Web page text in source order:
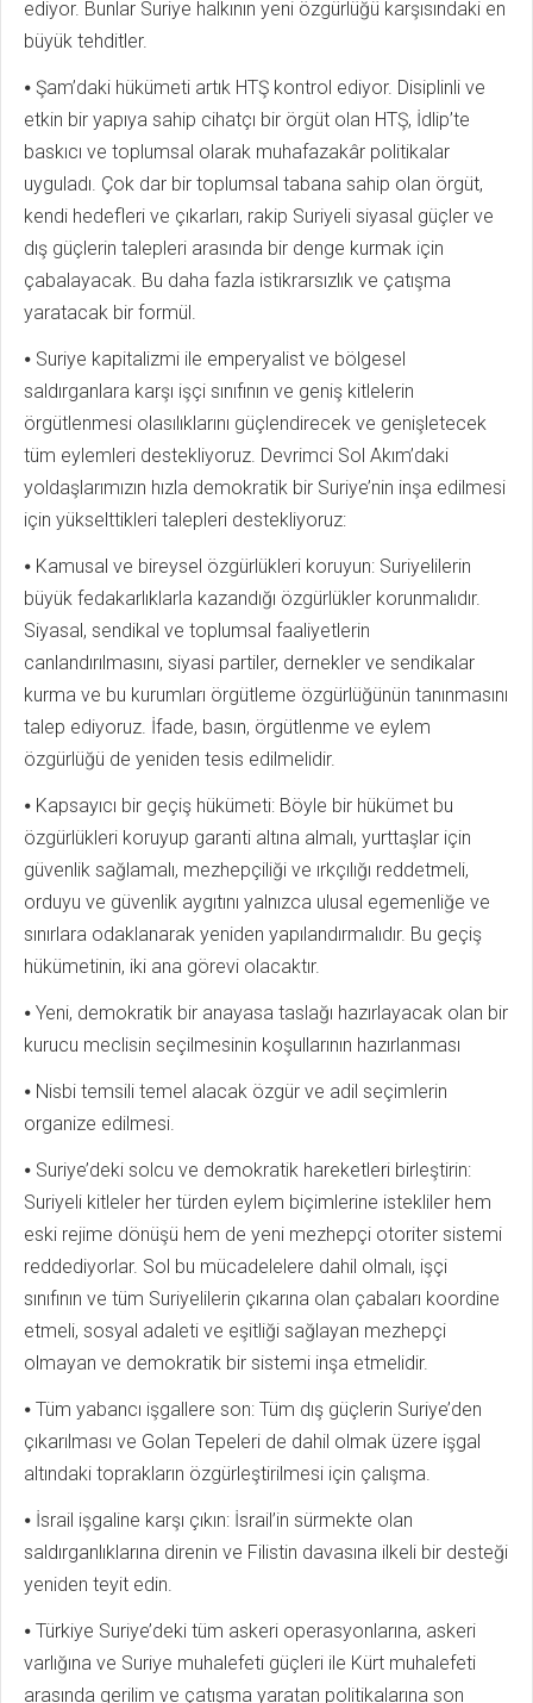
ediyor. Bunlar Suriye halkının yeni özgürlüğü karşısındaki en
büyük tehditler.
⦁ Şam’daki hükümeti artık HTŞ kontrol ediyor. Disiplinli ve
etkin bir yapıya sahip cihatçı bir örgüt olan HTŞ, İdlip’te
baskıcı ve toplumsal olarak muhafazakâr politikalar
uyguladı. Çok dar bir toplumsal tabana sahip olan örgüt,
kendi hedefleri ve çıkarları, rakip Suriyeli siyasal güçler ve
dış güçlerin talepleri arasında bir denge kurmak için
çabalayacak. Bu daha fazla istikrarsızlık ve çatışma
yaratacak bir formül.
⦁ Suriye kapitalizmi ile emperyalist ve bölgesel
saldırganlara karşı işçi sınıfının ve geniş kitlelerin
örgütlenmesi olasılıklarını güçlendirecek ve genişletecek
tüm eylemleri destekliyoruz. Devrimci Sol Akım’daki
yoldaşlarımızın hızla demokratik bir Suriye’nin inşa edilmesi
için yükselttikleri talepleri destekliyoruz:
⦁ Kamusal ve bireysel özgürlükleri koruyun: Suriyelilerin
büyük fedakarlıklarla kazandığı özgürlükler korunmalıdır.
Siyasal, sendikal ve toplumsal faaliyetlerin
canlandırılmasını, siyasi partiler, dernekler ve sendikalar
kurma ve bu kurumları örgütleme özgürlüğünün tanınmasını
talep ediyoruz. İfade, basın, örgütlenme ve eylem
özgürlüğü de yeniden tesis edilmelidir.
⦁ Kapsayıcı bir geçiş hükümeti: Böyle bir hükümet bu
özgürlükleri koruyup garanti altına almalı, yurttaşlar için
güvenlik sağlamalı, mezhepçiliği ve ırkçılığı reddetmeli,
orduyu ve güvenlik aygıtını yalnızca ulusal egemenliğe ve
sınırlara odaklanarak yeniden yapılandırmalıdır. Bu geçiş
hükümetinin, iki ana görevi olacaktır.
⦁ Yeni, demokratik bir anayasa taslağı hazırlayacak olan bir
kurucu meclisin seçilmesinin koşullarının hazırlanması
⦁ Nisbi temsili temel alacak özgür ve adil seçimlerin
organize edilmesi.
⦁ Suriye’deki solcu ve demokratik hareketleri birleştirin:
Suriyeli kitleler her türden eylem biçimlerine istekliler hem
eski rejime dönüşü hem de yeni mezhepçi otoriter sistemi
reddediyorlar. Sol bu mücadelelere dahil olmalı, işçi
sınıfının ve tüm Suriyelilerin çıkarına olan çabaları koordine
etmeli, sosyal adaleti ve eşitliği sağlayan mezhepçi
olmayan ve demokratik bir sistemi inşa etmelidir.
⦁ Tüm yabancı işgallere son: Tüm dış güçlerin Suriye’den
çıkarılması ve Golan Tepeleri de dahil olmak üzere işgal
altındaki toprakların özgürleştirilmesi için çalışma.
⦁ İsrail işgaline karşı çıkın: İsrail’in sürmekte olan
saldırganlıklarına direnin ve Filistin davasına ilkeli bir desteği
yeniden teyit edin.
⦁ Türkiye Suriye’deki tüm askeri operasyonlarına, askeri
varlığına ve Suriye muhalefeti güçleri ile Kürt muhalefeti
arasında gerilim ve çatışma yaratan politikalarına son